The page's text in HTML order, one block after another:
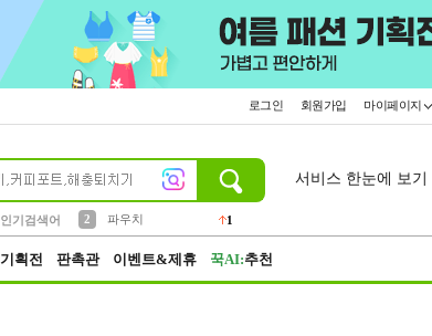
로그인 회원가입 마이페이지
인기검색어
2
파우치
1
서비스 한눈에 보기
기획전 판촉관 이벤트&제휴 꾹AI:추천